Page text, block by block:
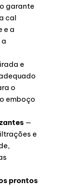
garante
cal
e a
e
o
emboço
—
e
prontos